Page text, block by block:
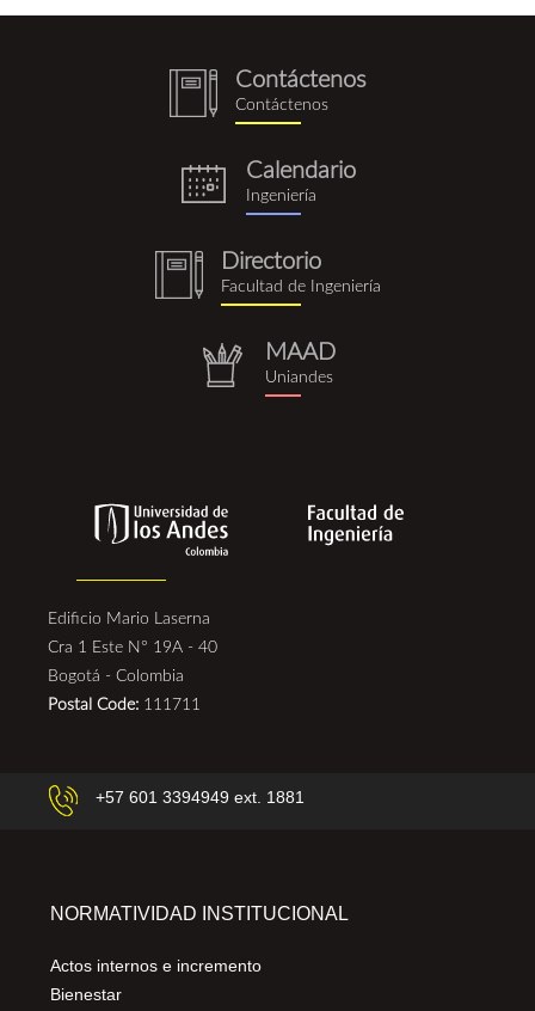
notebook
(1).png
Contáctenos
Contáctenos
eventos.png
Calendario
Ingeniería
notebook
(1).png
Directorio
Facultad de Ingeniería
repositorio.png
MAAD
Uniandes
Edificio Mario Laserna
Cra 1 Este N° 19A - 40
Bogotá - Colombia
Postal Code: 111711
+57 601 3394949 ext. 1881
NORMATIVIDAD INSTITUCIONAL
Actos internos e incremento
Bienestar